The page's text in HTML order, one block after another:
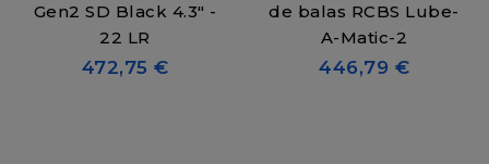
Gen2 SD Black 4.3" -
22 LR
472,75 €
de balas RCBS Lube-
A-Matic-2
446,79 €